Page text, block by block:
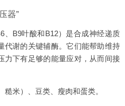
器”
、B9叶酸和B12）是合成神经递质
代谢的关键辅酶。它们能帮助维持
力下有足够的能量应对，从而间接
米）、豆类、瘦肉和蛋类。